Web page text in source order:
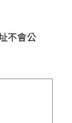
不會公